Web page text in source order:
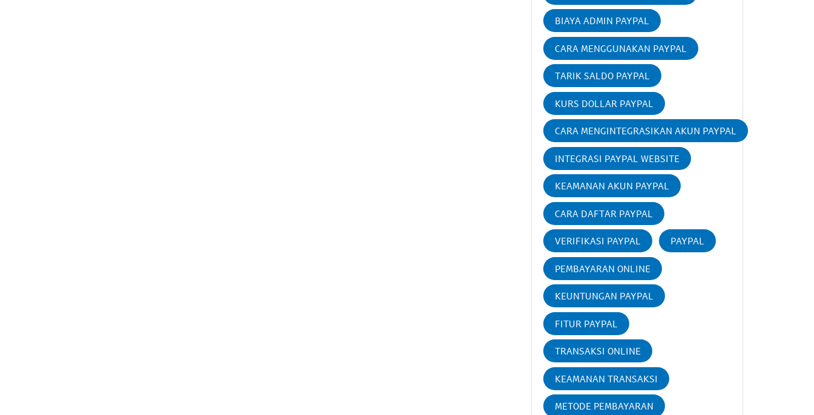
BIAYA ADMIN PAYPAL
CARA MENGGUNAKAN PAYPAL
TARIK SALDO PAYPAL
KURS DOLLAR PAYPAL
CARA MENGINTEGRASIKAN AKUN PAYPAL
INTEGRASI PAYPAL WEBSITE
KEAMANAN AKUN PAYPAL
CARA DAFTAR PAYPAL
VERIFIKASI PAYPAL PAYPAL
PEMBAYARAN ONLINE
KEUNTUNGAN PAYPAL
FITUR PAYPAL
TRANSAKSI ONLINE
KEAMANAN TRANSAKSI
METODE PEMBAYARAN